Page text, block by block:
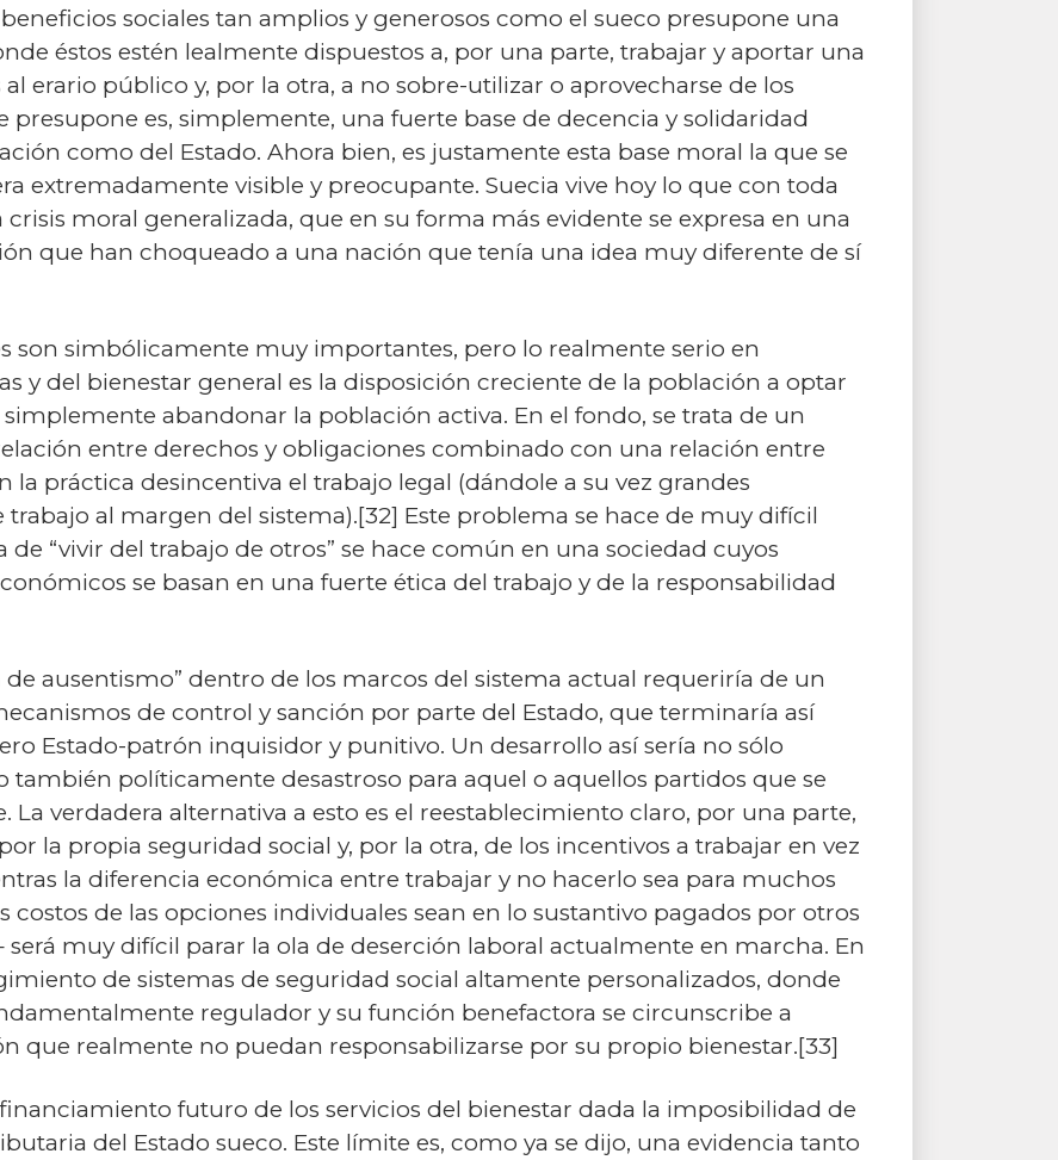
sociales tan amplios y generosos como el sueco presupone una
éstos estén lealmente dispuestos a, por una parte, trabajar y aportar una
erario público y, por la otra, a no sobre-utilizar o aprovecharse de los
presupone es, simplemente, una fuerte base de decencia y solidaridad
como del Estado. Ahora bien, es justamente esta base moral la que se
extremadamente visible y preocupante. Suecia vive hoy lo que con toda
moral generalizada, que en su forma más evidente se expresa en una
que han choqueado a una nación que tenía una idea muy diferente de sí
son simbólicamente muy importantes, pero lo realmente serio en
y del bienestar general es la disposición creciente de la población a optar
abandonar la población activa. En el fondo, se trata de un
entre derechos y obligaciones combinado con una relación entre
la práctica desincentiva el trabajo legal (dándole a su vez grandes
al margen del sistema).[32] Este problema se hace de muy difícil
“vivir del trabajo de otros” se hace común en una sociedad cuyos
se basan en una fuerte ética del trabajo y de la responsabilidad
de ausentismo” dentro de los marcos del sistema actual requeriría de un
de control y sanción por parte del Estado, que terminaría así
Estado-patrón inquisidor y punitivo. Un desarrollo así sería no sólo
políticamente desastroso para aquel o aquellos partidos que se
La verdadera alternativa a esto es el reestablecimiento claro, por una parte,
la propia seguridad social y, por la otra, de los incentivos a trabajar en vez
la diferencia económica entre trabajar y no hacerlo sea para muchos
costos de las opciones individuales sean en lo sustantivo pagados por otros
muy difícil parar la ola de deserción laboral actualmente en marcha. En
de sistemas de seguridad social altamente personalizados, donde
regulador y su función benefactora se circunscribe a
que realmente no puedan responsabilizarse por su propio bienestar.[33]
futuro de los servicios del bienestar dada la imposibilidad de
del Estado sueco. Este límite es, como ya se dijo, una evidencia tanto